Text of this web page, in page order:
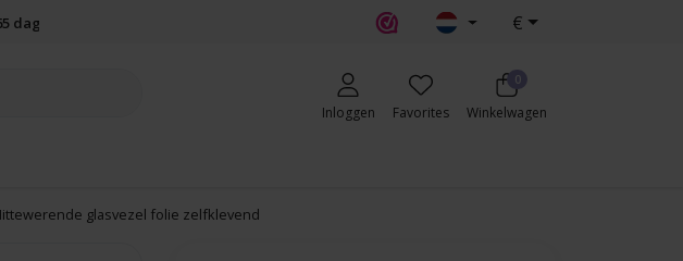
dagen retourbeleid €
Inloggen Favorites
0
Winkelwagen
glasvezel folie zelfklevend